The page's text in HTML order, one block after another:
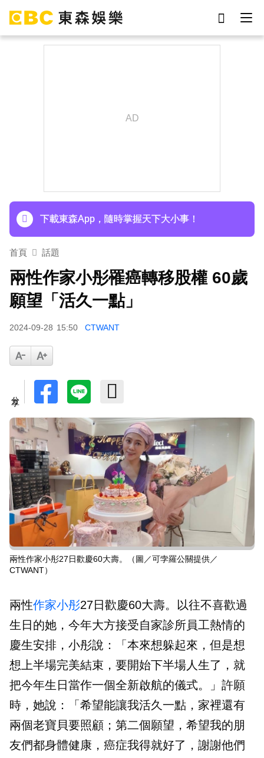
下載東森App，隨時掌握天下大小事！
首頁 話題
兩性作家小彤罹癌轉移股權 60歲
願望「活久一點」
2024-09-28 15:50 CTWANT
兩性作家小彤27日歡慶60大壽。（圖／可孛羅公關提供／
CTWANT）
兩性作家小彤27日歡慶60大壽。以往不喜歡過
生日的她，今年大方接受自家診所員工熱情的
慶生安排，小彤說：「本來想躲起來，但是想
想上半場完美結束，要開始下半場人生了，就
把今年生日當作一個全新啟航的儀式。」許願
時，她說：「希望能讓我活久一點，家裡還有
兩個老寶貝要照顧；第二個願望，希望我的朋
友們都身體健康，癌症我得就好了，謝謝他們